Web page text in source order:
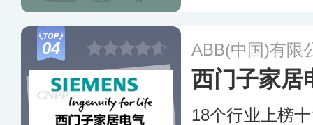
力行业全产业链线
04 ABB(中国)有限
西门子家居
18个行业上榜